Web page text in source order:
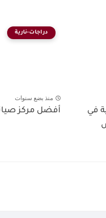
في
دراجات-نارية
منذ بضع سنوات
أفضل مركز